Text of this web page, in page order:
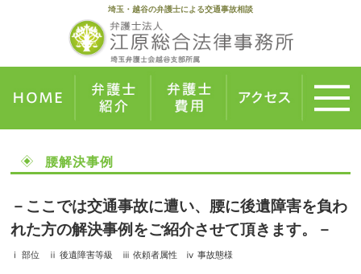
埼玉・越谷の弁護士による交通事故相談
腰解決事例
－ここでは交通事故に遭い、腰に後遺障害を負わ
れた方の解決事例をご紹介させて頂きます。－
ⅰ 部位 ⅱ 後遺障害等級 ⅲ 依頼者属性 ⅳ 事故態様